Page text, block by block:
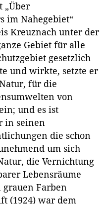
„Über
im Nahegebiet“
Kreuznach unter der
Gebiet für alle
gesetzlich
und wirkte, setzte er
für die
von
und es ist
in seinen
die schon
um sich
die Vernichtung
Lebensräume
Farben
(1924) war dem